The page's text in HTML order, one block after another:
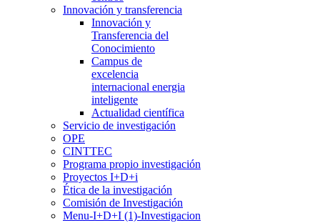
Innovación y transferencia
Innovación y
Transferencia del
Conocimiento
Campus de
excelencia
internacional energia
inteligente
Actualidad científica
Servicio de investigación
OPE
CINTTEC
Programa propio investigación
Proyectos I+D+i
Ética de la investigación
Comisión de Investigación
Menu-I+D+I (1)-Investigacion